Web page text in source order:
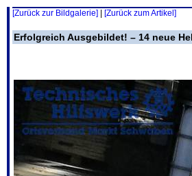
[Zurück zur Bildgalerie] [Zurück zum Artikel]
Erfolgreich Ausgebildet! – 14 neue